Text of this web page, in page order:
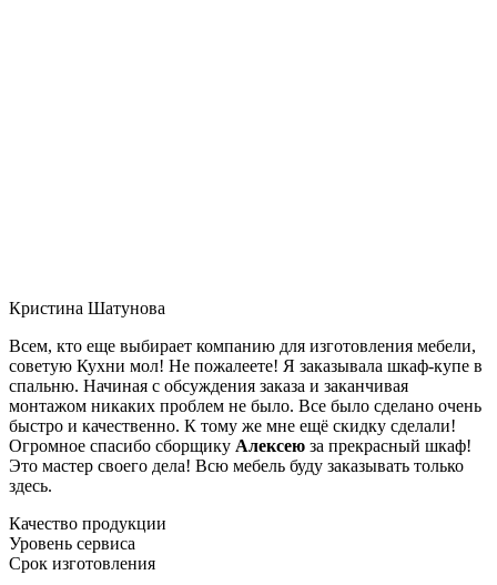
Кристина Шатунова
Всем, кто еще выбирает компанию для изготовления мебели,
советую Кухни мол! Не пожалеете! Я заказывала шкаф-купе в
спальню. Начиная с обсуждения заказа и заканчивая
монтажом никаких проблем не было. Все было сделано очень
быстро и качественно. К тому же мне ещё скидку сделали!
Огромное спасибо сборщику Алексею за прекрасный шкаф!
Это мастер своего дела! Всю мебель буду заказывать только
здесь.
Качество продукции
Уровень сервиса
Срок изготовления